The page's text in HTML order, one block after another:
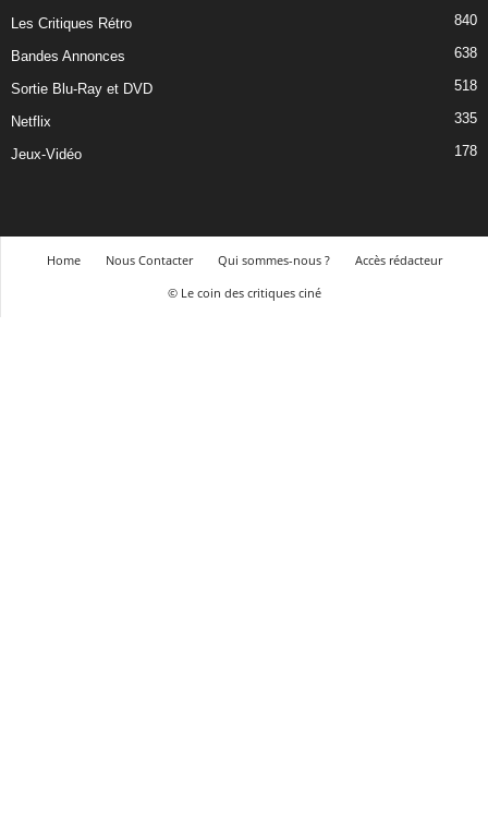
Les Critiques Rétro 840
Bandes Annonces 638
Sortie Blu-Ray et DVD 518
Netflix 335
Jeux-Vidéo 178
Home Nous Contacter Qui sommes-nous ?
Accès rédacteur
© Le coin des critiques ciné